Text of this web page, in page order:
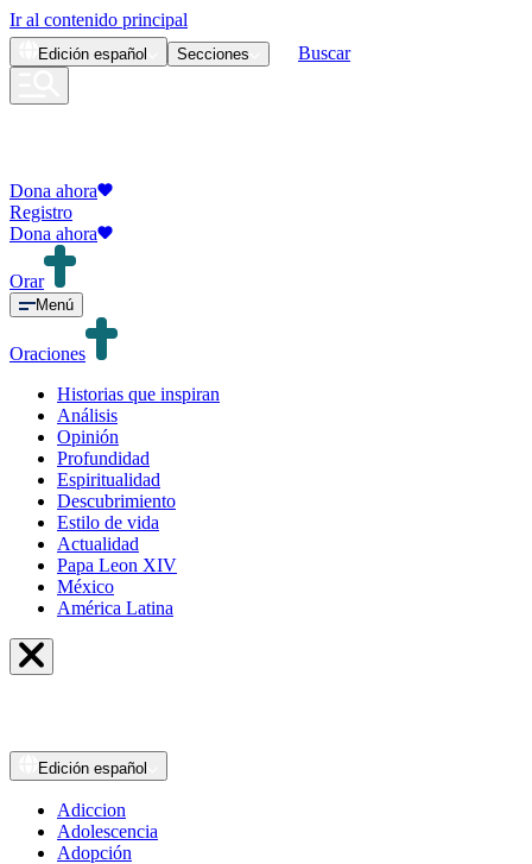
Ir al contenido principal
Edición español Secciones Buscar
Dona ahora
Registro
Dona ahora
Orar
Menú
Oraciones
Historias que inspiran
Análisis
Opinión
Profundidad
Espiritualidad
Descubrimiento
Estilo de vida
Actualidad
Papa Leon XIV
México
América Latina
Edición español
Adiccion
Adolescencia
Adopción